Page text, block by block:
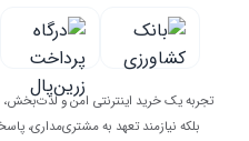
تجربه یک خرید اینترنتی امن و لذت‌بخش،
بلکه نیازمند تعهد به مشتری‌مداری،